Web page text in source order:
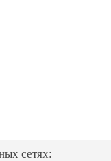
сетях: